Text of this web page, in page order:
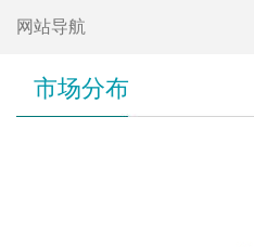
网站导航
市场分布